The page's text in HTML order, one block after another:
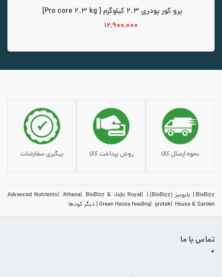
پرو کور پودری 2.3 کیلوگرم [ Pro core 2.3 kg]
۱۲,۹۰۰,۰۰۰
افزودن به سبد خرید
نحوه ارسال کالا روش پرداخت کالا پیگیری سفارشات
BioBizz بایوبیز (BioBizz) Advanced Nutrients Athena
BioBizz & Juju Royal
Green House feeding grotek House & Garden دیگر کودها
تماس با ما
+